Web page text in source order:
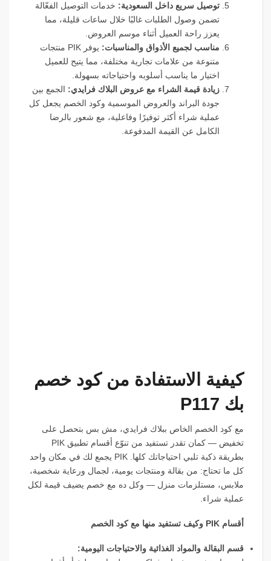
توصيل سريع داخل السعودية: خدمات التوصيل الفعّالة
تضمن وصول الطلبات غالبًا خلال ساعات قليلة، مما
يعزز راحة العميل أثناء موسم العروض.
مناسب لجميع الأذواق والمناسبات:
يوفر PIK منتجات
متنوعة من علامات تجارية مختلفة، مما يتيح للعميل
اختيار ما يناسب أسلوبه واحتياجاته بسهولة.
زيادة قيمة الشراء مع عروض البلاك فرايدي: الجمع بين
جودة البراند والعروض الموسمية وكود الخصم يجعل كل
عملية شراء أكثر توفيرًا وفاعلية، مع شعور بالرضا
الكامل عن القيمة المدفوعة.
كيفية الاستفادة من كود خصم
بك P117
مع كود الخصم الخاص ببلاك فرايدي، مش بس بتحصل على
تخفيض — كمان تقدر تستفيد من تنوّع أقسام تطبيق PIK
بطريقة ذكية تلبي احتياجاتك كلها. PIK يجمع لك في مكان واحد
كل ما تحتاج: من بقالة ومنتجات يومية، لجمال ورعاية شخصية،
ملابس، مستلزمات منزل — وكل ده مع خصم يضيف قيمة لكل
عملية شراء.
أقسام PIK وكيف تستفيد منها مع كود الخصم
قسم البقالة والمواد الغذائية والاحتياجات اليومية: